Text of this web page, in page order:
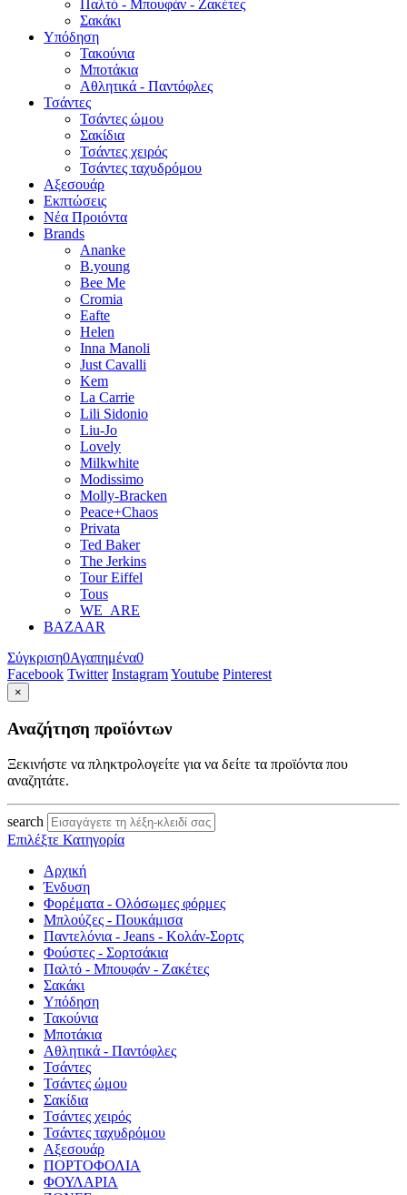
Παλτό - Μπουφάν - Ζακέτες
Σακάκι
Υπόδηση
Τακούνια
Μποτάκια
Αθλητικά - Παντόφλες
Τσάντες
Τσάντες ώμου
Σακίδια
Τσάντες χειρός
Τσάντες ταχυδρόμου
Αξεσουάρ
Εκπτώσεις
Νέα Προιόντα
Brands
Ananke
B.young
Bee Me
Cromia
Eafte
Helen
Inna Manoli
Just Cavalli
Kem
La Carrie
Lili Sidonio
Liu-Jo
Lovely
Milkwhite
Modissimo
Molly-Bracken
Peace+Chaos
Privata
Ted Baker
The Jerkins
Tour Eiffel
Tous
WE_ARE
BAZAAR
Σύγκριση0Αγαπημένα0
Facebook Twitter InstagramYoutube Pinterest
×
Αναζήτηση προϊόντων
Ξεκινήστε να πληκτρολογείτε για να δείτε τα προϊόντα που
αναζητάτε.
search
Επιλέξτε Κατηγορία
Αρχική
Ένδυση
Φορέματα - Ολόσωμες φόρμες
Μπλούζες - Πουκάμισα
Παντελόνια - Jeans - Κολάν-Σορτς
Φούστες - Σορτσάκια
Παλτό - Μπουφάν - Ζακέτες
Σακάκι
Υπόδηση
Τακούνια
Μποτάκια
Αθλητικά - Παντόφλες
Τσάντες
Τσάντες ώμου
Σακίδια
Τσάντες χειρός
Τσάντες ταχυδρόμου
Αξεσουάρ
ΠΟΡΤΟΦΟΛΙΑ
ΦΟΥΛΑΡΙΑ